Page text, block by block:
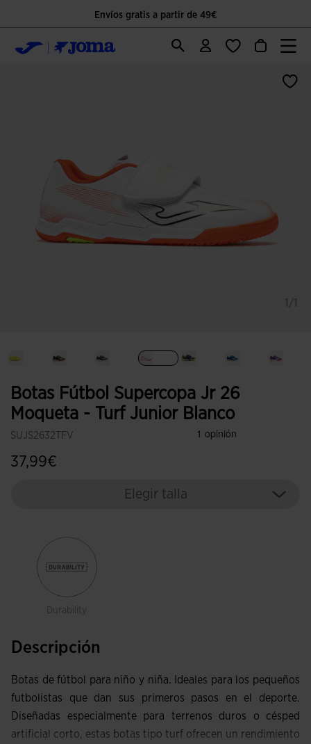
Envíos gratis a partir de 49€
Botas Fútbol Supercopa Jr 26
Moqueta - Turf Junior Blanco
SUJS2632TFV
37,99€
Elegir talla
Durability
Descripción
Botas de fútbol para niño y niña. Ideales para los pequeños
futbolistas que dan sus primeros pasos en el deporte.
Diseñadas especialmente para terrenos duros o césped
artificial corto, estas botas tipo turf ofrecen un rendimiento